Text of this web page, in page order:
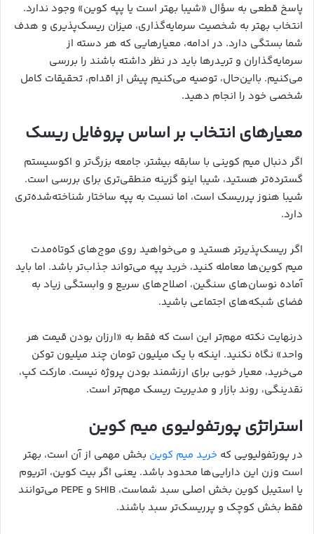
پاسخ قطعی به سؤال «شیبا بهتر است یا پپه کوین» وجود ندارد.
انتخاب بهتر به شخصیت سرمایه‌گذاری، میزان ریسک‌پذیری و هدف
شما بستگی دارد. در ادامه، معیارهایی که هر دسته از
سرمایه‌گذاران و تریدرها باید در نظر داشته باشند را بررسی
می‌کنیم. بااین‌حال، توصیه می‌کنیم پیش از اقدام، تحقیقات کامل
شخصی خود را انجام دهید.
معیارهای انتخاب بر اساس پروفایل ریسک
اگر دنبال میم کوینی با سابقه بیشتر، جامعه بزرگ‌تر و اکوسیستم
گسترده‌تر هستید، شیبا اینو گزینه منطقی‌تری برای بررسی است.
شیبا هنوز پرریسک است، اما نسبت به پپه ساختار شناخته‌شده‌تری
دارد.
اگر ریسک‌پذیرتر هستید و می‌خواهید روی موج‌های کوتاه‌مدت
میم کوین‌ها معامله کنید، خرید پپه می‌تواند جذاب‌تر باشد. اما باید
آماده نوسان‌های سنگین، اصلاح‌های سریع و وابستگی زیاد به
فضای شبکه‌های اجتماعی باشید.
درنهایت نکته مهم‌تر این است که فقط به «ارزان بودن قیمت هر
واحد» نگاه نکنید. اینکه با یک میلیون تومان چند میلیون توکن
می‌خرید، معیار خوبی برای ارزشمند بودن پروژه نیست. مارکت کپ،
نقدینگی، روند بازار و مدیریت ریسک مهم‌تر است.
استراتژی پورتفولیوی میم کوین
در پورتفولیویی که خرید میم کوین بخش مهمی از آن است، بهتر
است وزن این دارایی‌ها محدود باشد. یعنی اگر بیت کوین، اتریوم
یا استیبل کوین بخش اصلی سبد شماست، SHIB و PEPE می‌توانند
فقط بخش کوچک و پرریسک‌تر سبد باشند.